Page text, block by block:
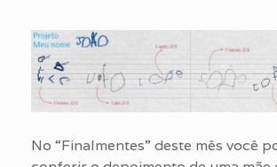
No “Finalmentes” deste mês você